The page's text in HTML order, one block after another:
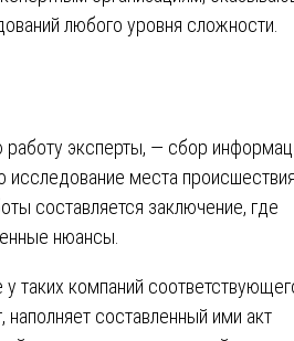
любого уровня сложности.
эксперты, ― сбор
исследование места
составляется заключение, где
нюансы.
таких компаний
наполняет составленный ими акт